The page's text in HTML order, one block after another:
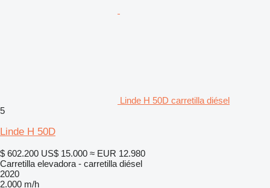
Linde H 50D carretilla diésel
5
Linde H 50D
$ 602.200 US$ 15.000 ≈ EUR 12.980
Carretilla elevadora - carretilla diésel
2020
2.000 m/h